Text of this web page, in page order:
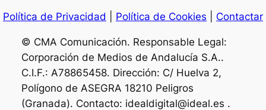
Política de Privacidad Política de Cookies Contactar
© CMA Comunicación. Responsable Legal:
Corporación de Medios de Andalucía S.A..
C.I.F.: A78865458. Dirección: C/ Huelva 2,
Polígono de ASEGRA 18210 Peligros
(Granada). Contacto: idealdigital@ideal.es .